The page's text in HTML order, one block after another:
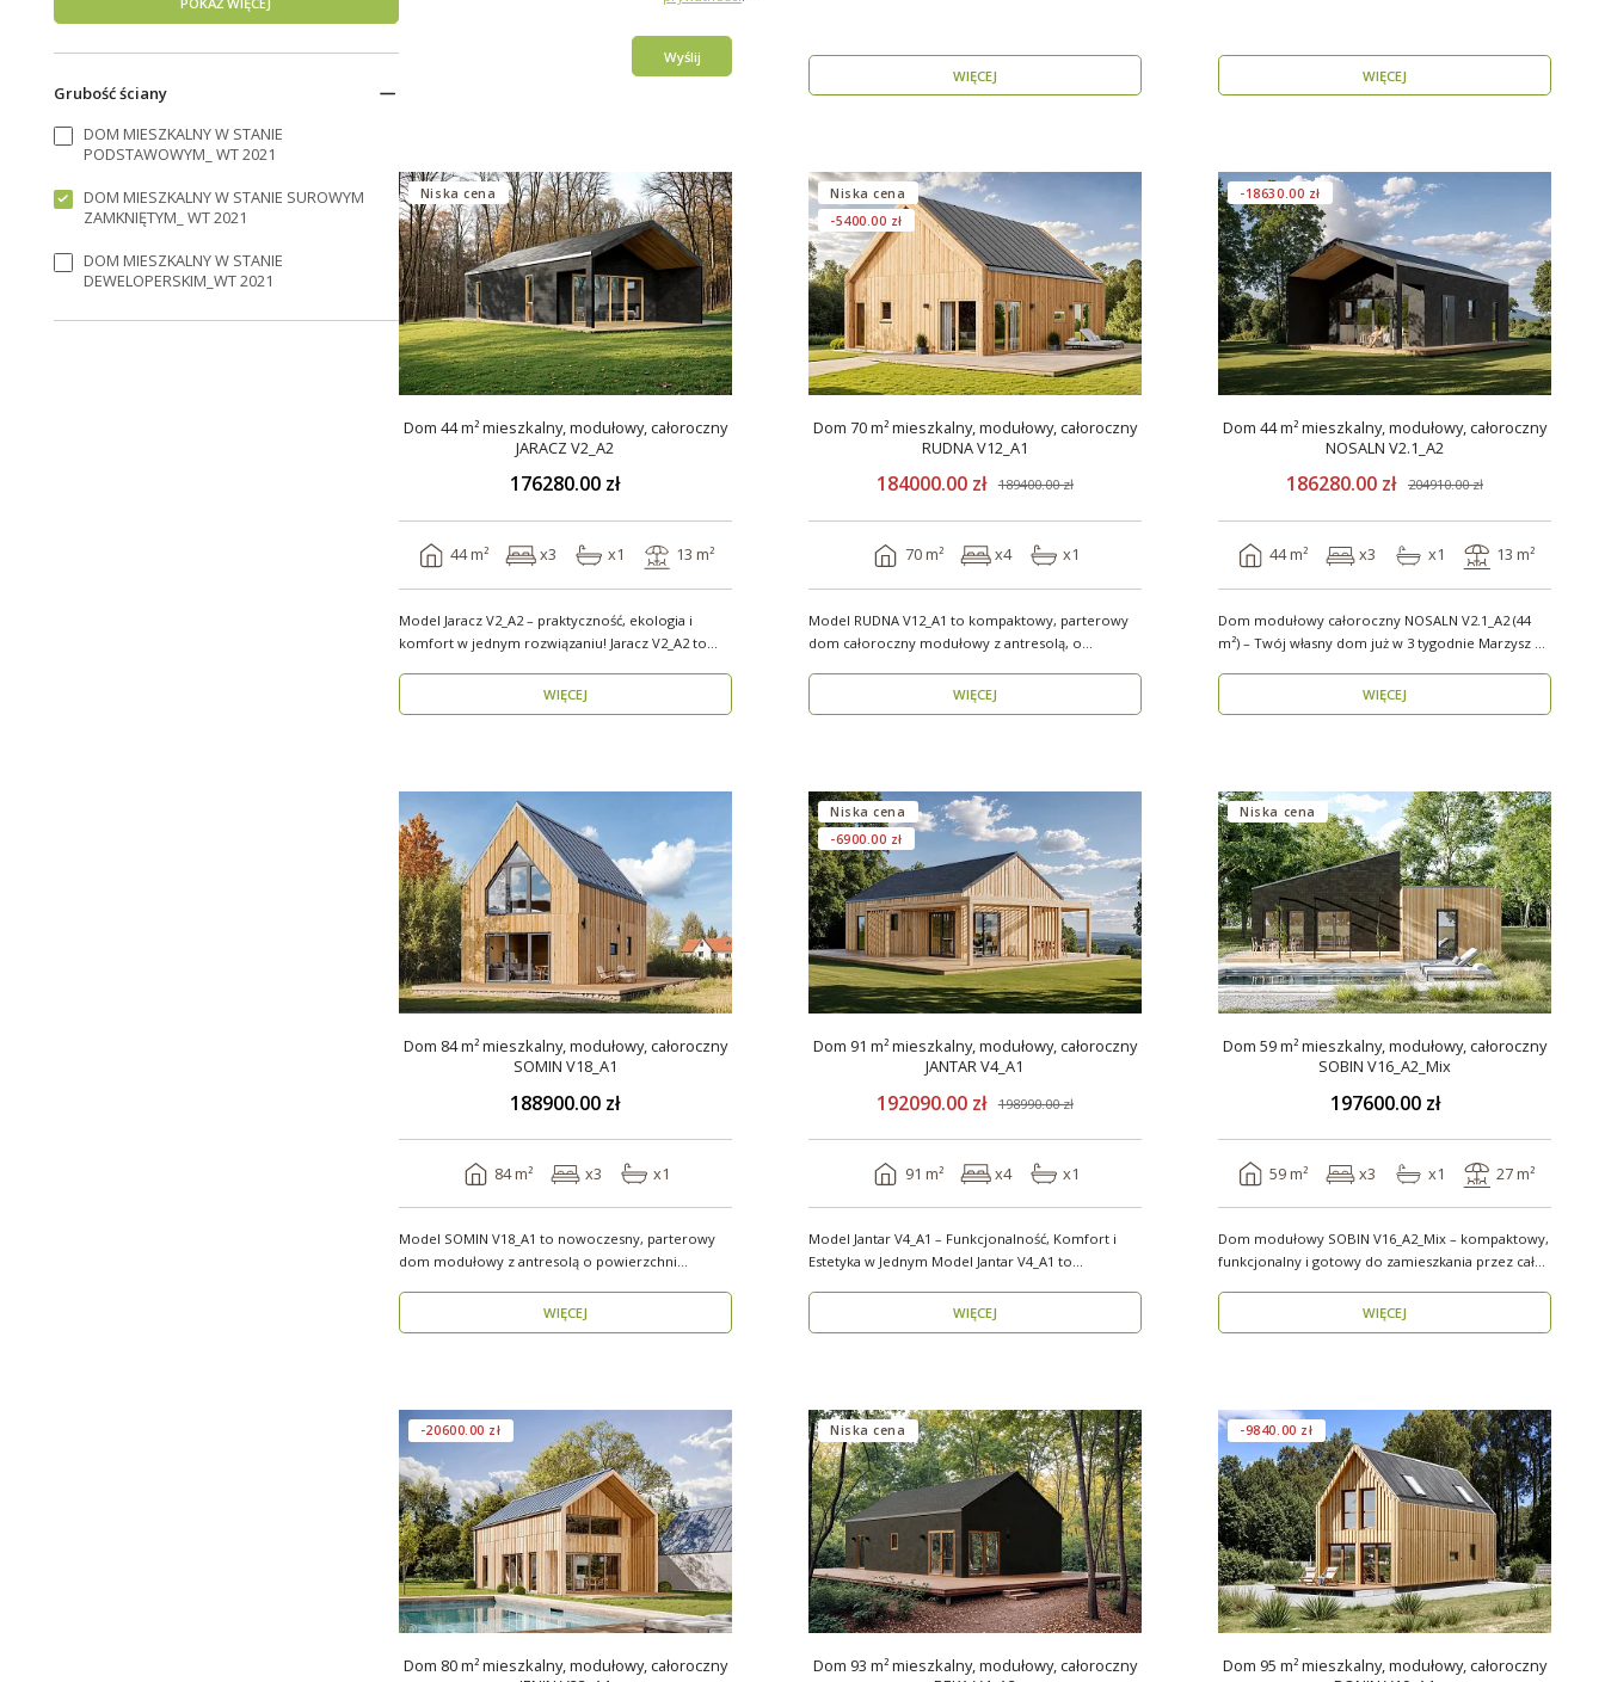
Grubość ściany
DOM MIESZKALNY W STANIE
PODSTAWOWYM_ WT 2021
DOM MIESZKALNY W STANIE SUROWYM
ZAMKNIĘTYM_ WT 2021
DOM MIESZKALNY W STANIE
DEWELOPERSKIM_WT 2021
Wyślij
WIĘCEJ WIĘCEJ
Niska cena
Dom 44 m² mieszkalny, modułowy, całoroczny
JARACZ V2_A2
176280.00 zł
44 m² x3 x1 13 m²
Model Jaracz V2_A2 – praktyczność, ekologia i
komfort w jednym rozwiązaniu! Jaracz V2_A2 to
WIĘCEJ
Niska cena
-5400.00 zł
Dom 70 m² mieszkalny, modułowy, całoroczny
RUDNA V12_A1
184000.00 zł 189400.00 zł
70 m² x4 x1
Model RUDNA V12_A1 to kompaktowy, parterowy
dom całoroczny modułowy z antresolą, o
WIĘCEJ
-18630.00 zł
Dom 44 m² mieszkalny, modułowy, całoroczny
NOSALN V2.1_A2
186280.00 zł 204910.00 zł
44 m² x3 x1 13 m²
Dom modułowy całoroczny NOSALN V2.1_A2 (44
m²) – Twój własny dom już w 3 tygodnie Marzysz o
WIĘCEJ
Dom 84 m² mieszkalny, modułowy, całoroczny
SOMIN V18_A1
188900.00 zł
84 m² x3 x1
Model SOMIN V18_A1 to nowoczesny, parterowy
dom modułowy z antresolą o powierzchni
WIĘCEJ
Niska cena
-6900.00 zł
Dom 91 m² mieszkalny, modułowy, całoroczny
JANTAR V4_A1
192090.00 zł 198990.00 zł
91 m² x4 x1
Model Jantar V4_A1 – Funkcjonalność, Komfort i
Estetyka w Jednym Model Jantar V4_A1 to
WIĘCEJ
Niska cena
Dom 59 m² mieszkalny, modułowy, całoroczny
SOBIN V16_A2_Mix
197600.00 zł
59 m² x3 x1 27 m²
Dom modułowy SOBIN V16_A2_Mix – kompaktowy,
funkcjonalny i gotowy do zamieszkania przez cały
WIĘCEJ
-20600.00 zł
Dom 80 m² mieszkalny, modułowy, całoroczny
Niska cena
Dom 93 m² mieszkalny, modułowy, całoroczny
-9840.00 zł
Dom 95 m² mieszkalny, modułowy, całoroczny